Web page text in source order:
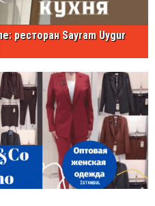
ресторан Sayram Uygur